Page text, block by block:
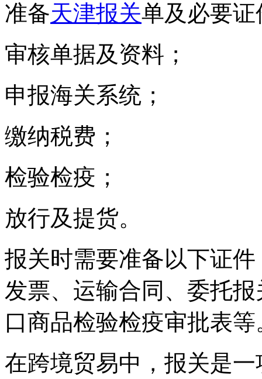
准备天津报关单及必要证
审核单据及资料；
申报海关系统；
缴纳税费；
检验检疫；
放行及提货。
报关时需要准备以下证
发票、运输合同、委托
口商品检验检疫审批表等
在跨境贸易中，报关是